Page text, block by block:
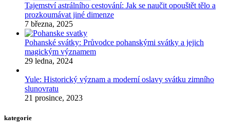
Tajemství astrálního cestování: Jak se naučit opouštět tělo a
prozkoumávat jiné dimenze
7 března, 2025
Pohanské svátky: Průvodce pohanskými svátky a jejich
magickým významem
29 ledna, 2024
Yule: Historický význam a moderní oslavy svátku zimního
slunovratu
21 prosince, 2023
kategorie